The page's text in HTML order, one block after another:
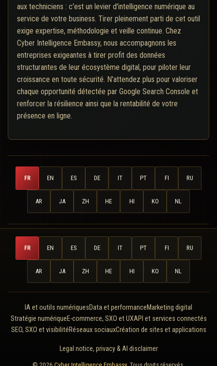
aux techniciens : c'est un levier d'intelligence numérique au
service de votre business. Tirer pleinement parti de cet outil
exige expertise, méthodologie et veille continue. Chez
Cyber Intelligence Embassy, nous accompagnons les
entreprises exigeantes à tirer profit des données
structurantes de leur écosystème digital, pour piloter leur
croissance en toute sécurité. N'attendez plus pour valoriser
chaque opportunité détectée par Google Search Console et
renforcer la résilience ainsi que la rentabilité de votre
présence en ligne.
FR EN ES DE IT PT FI RU
AR JA ZH HE HI KO NL
FR EN ES DE IT PT FI RU
AR JA ZH HE HI KO NL
IA et outils numériquesData et performanceMarketing digital
Stratégie numériqueE-commerce, SXO et UXAPI et services connectés
SEO, SXO et visibilitéRéseaux sociauxCréation de sites et applications
Legal notice, privacy & AI disclaimer